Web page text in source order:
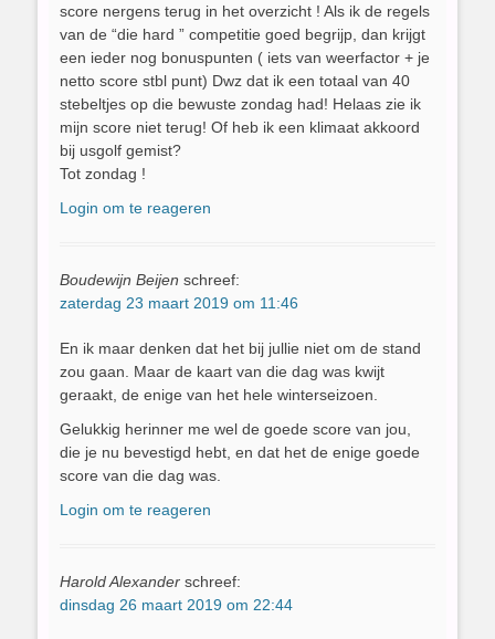
score nergens terug in het overzicht ! Als ik de regels
van de “die hard ” competitie goed begrijp, dan krijgt
een ieder nog bonuspunten ( iets van weerfactor + je
netto score stbl punt) Dwz dat ik een totaal van 40
stebeltjes op die bewuste zondag had! Helaas zie ik
mijn score niet terug! Of heb ik een klimaat akkoord
bij usgolf gemist?
Tot zondag !
Login om te reageren
Boudewijn Beijen schreef:
zaterdag 23 maart 2019 om 11:46
En ik maar denken dat het bij jullie niet om de stand
zou gaan. Maar de kaart van die dag was kwijt
geraakt, de enige van het hele winterseizoen.
Gelukkig herinner me wel de goede score van jou,
die je nu bevestigd hebt, en dat het de enige goede
score van die dag was.
Login om te reageren
Harold Alexander schreef:
dinsdag 26 maart 2019 om 22:44